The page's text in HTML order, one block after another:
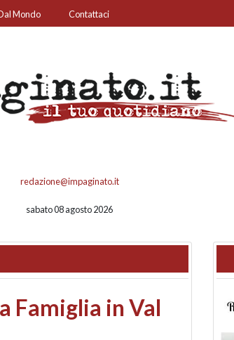
Mondo Contattaci
redazione@impaginato.it
sabato 08 agosto 2026
sul
e occupazione